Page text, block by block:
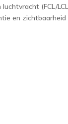
(FCL/
en